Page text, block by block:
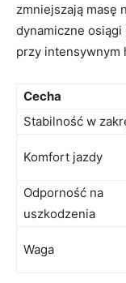
zmniejszają masę
dynamiczne
przy intensywnym
Cecha
Stabilność ​w
Komfort jazdy
Odporność na
‍uszkodzenia
Waga